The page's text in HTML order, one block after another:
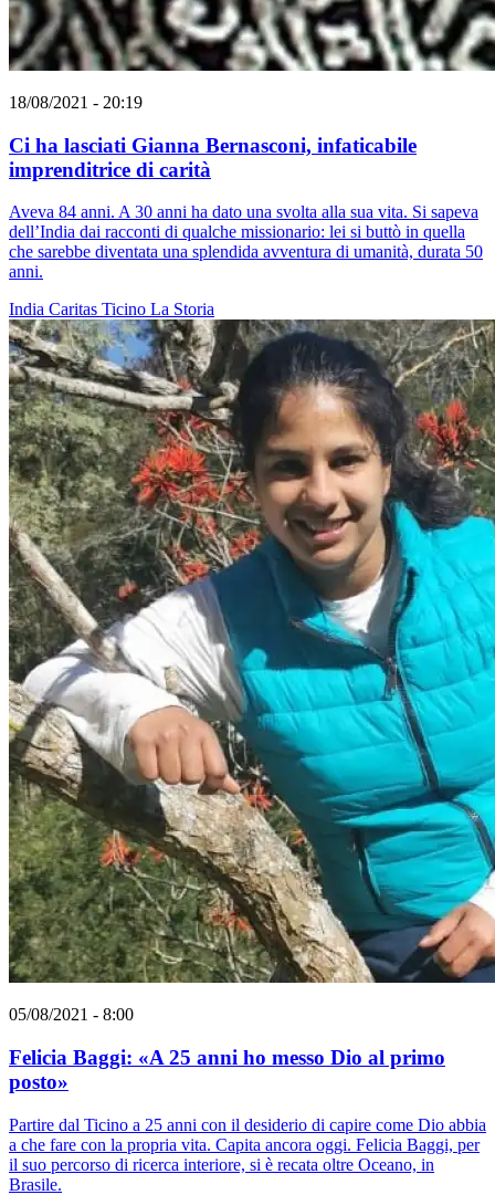
18/08/2021 - 20:19
Ci ha lasciati Gianna Bernasconi, infaticabile
imprenditrice di carità
Aveva 84 anni. A 30 anni ha dato una svolta alla sua vita. Si sapeva
dell’India dai racconti di qualche missionario: lei si buttò in quella
che sarebbe diventata una splendida avventura di umanità, durata 50
anni.
India Caritas Ticino La Storia
05/08/2021 - 8:00
Felicia Baggi: «A 25 anni ho messo Dio al primo
posto»
Partire dal Ticino a 25 anni con il desiderio di capire come Dio abbia
a che fare con la propria vita. Capita ancora oggi. Felicia Baggi, per
il suo percorso di ricerca interiore, si è recata oltre Oceano, in
Brasile.